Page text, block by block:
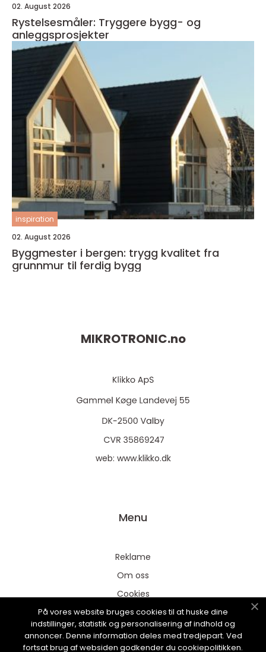
02. August 2026
Rystelsesmåler: Tryggere bygg- og
anleggsprosjekter
inspiration
02. August 2026
Byggmester i bergen: trygg kvalitet fra
grunnmur til ferdig bygg
MIKROTRONIC.no
web: www.klikko.dk
Menu
Reklame
Om oss
Cookies
Kontakt Oss
Sitemap
På vores website bruges cookies til at huske dine
indstillinger, statistik og personalisering af indhold og
annoncer. Denne information deles med tredjepart. Ved
fortsat brug af websiden godkender du cookiepolitikken.